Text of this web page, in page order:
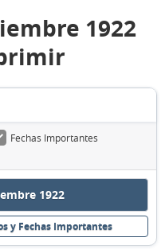
1922
Fechas Importantes
1922
y Fechas Importantes